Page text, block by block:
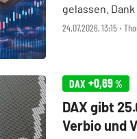
24.07.2026, 13:15 ‧
gelassen.
DAX +0,69%
DAX gibt
Verbio und